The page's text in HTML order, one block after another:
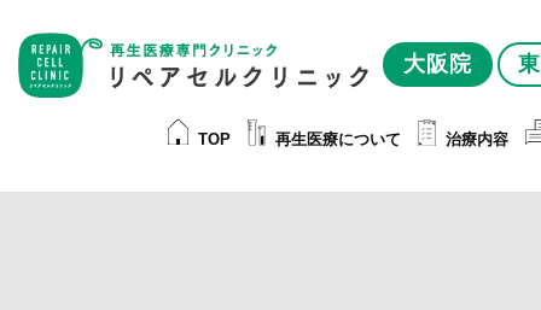
大阪院
TOP 再生医療について 治療内容